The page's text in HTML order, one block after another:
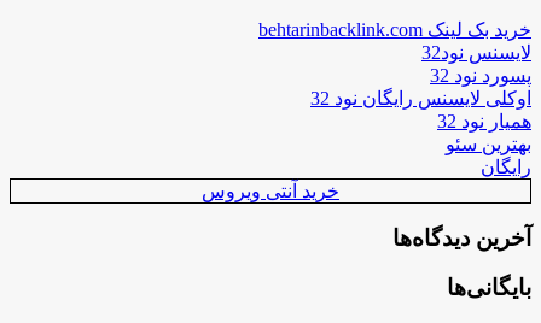
خرید بک لینک behtarinbacklink.com
لایسنس نود32
پسورد نود 32
اوکلی لایسنس رایگان نود 32
همیار نود 32
بهترین سئو
رایگان
خرید آنتی ویروس
آخرین دیدگاه‌ها
بایگانی‌ها